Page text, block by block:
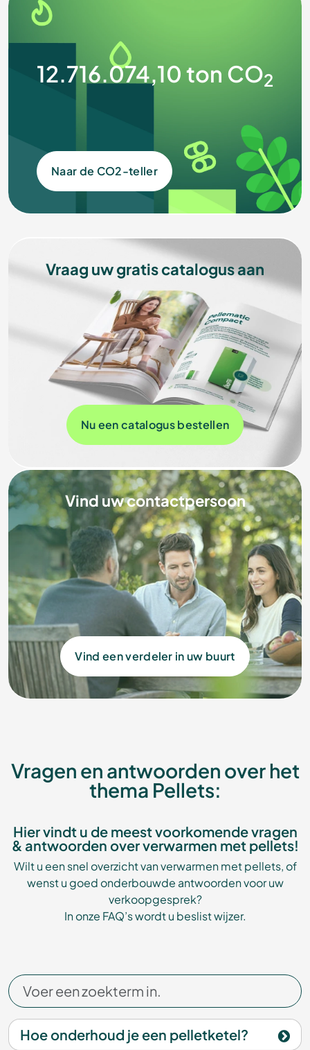
12.716.074,10 ton CO2
Naar de CO2-teller
Vraag uw gratis catalogus aan
Nu een catalogus bestellen
Vind uw contactpersoon
Vind een verdeler in uw buurt
Vragen en antwoorden over het
thema Pellets:
Hier vindt u de meest voorkomende vragen
& antwoorden over verwarmen met pellets!
Wilt u een snel overzicht van verwarmen met pellets, of
wenst u goed onderbouwde antwoorden voor uw
verkoopgesprek?
In onze FAQ’s wordt u beslist wijzer.
Hoe onderhoud je een pelletketel?